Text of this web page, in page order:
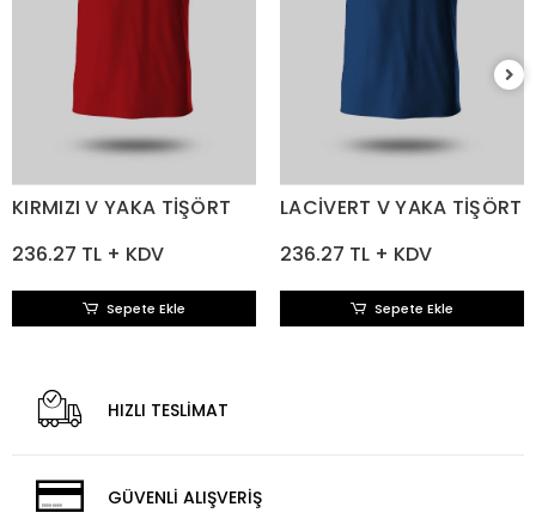
KIRMIZI V YAKA TİŞÖRT
236.27 TL + KDV
Sepete Ekle
LACİVERT V YAKA TİŞÖRT
236.27 TL + KDV
Sepete Ekle
HIZLI TESLİMAT
GÜVENLİ ALIŞVERİŞ